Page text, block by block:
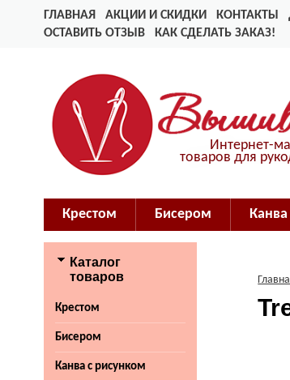
ГЛАВНАЯ АКЦИИ И СКИДКИ КОНТАКТЫ
ОСТАВИТЬ ОТЗЫВ
КАК СДЕЛАТЬ ЗАКАЗ!
Интернет-
товаров для
Крестом Бисером
Каталог
товаров
Крестом
Бисером
Канва с рисунком